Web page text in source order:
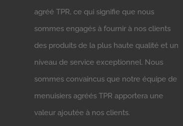
agréé TPR, ce qui signifie que nous
sommes engagés à fournir à nos clients
des produits de la plus haute qualité et un
niveau de service exceptionnel. Nous
sommes convaincus que notre équipe de
menuisiers agréés TPR apportera une
valeur ajoutée à nos clients.